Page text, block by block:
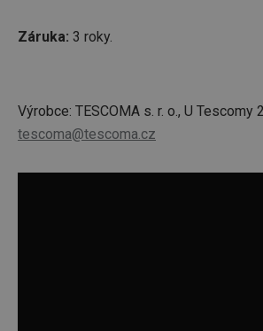
Záruka: 3 roky.
Výrobce: TESCOMA s. r. o., U Tescomy
tescoma@tescoma.cz